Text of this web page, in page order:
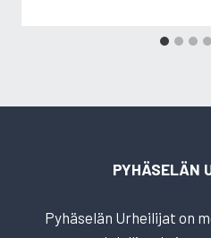
PYHÄSELÄN
Pyhäselän Urheilijat on